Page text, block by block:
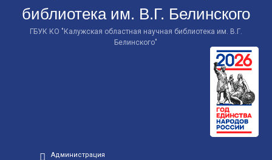
библиотека им. В.Г. Белинского
ГБУК КО "Калужская областная научная библиотека им. В.Г.
Белинского"
Администрация